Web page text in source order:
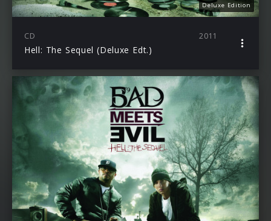
Deluxe Edition
CD 2011
Hell: The Sequel (Deluxe Edt.)